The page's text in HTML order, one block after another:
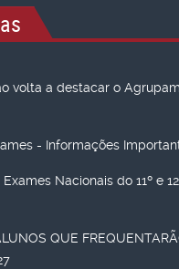
volta a destacar o
- Informações
Nacionais do 11º e
QUE